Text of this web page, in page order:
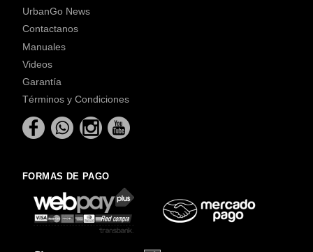
UrbanGo News
Contactanos
Manuales
Videos
Garantía
Términos y Condiciones
FORMAS DE PAGO